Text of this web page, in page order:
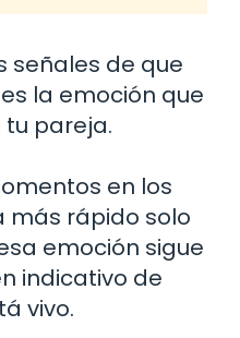
señales de que
la emoción que
pareja.
en los
más rápido solo
emoción sigue
indicativo de
vivo.